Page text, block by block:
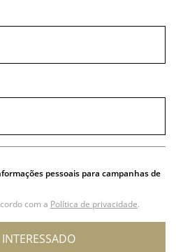
pessoais para campanhas de
com a Política de privacidade.